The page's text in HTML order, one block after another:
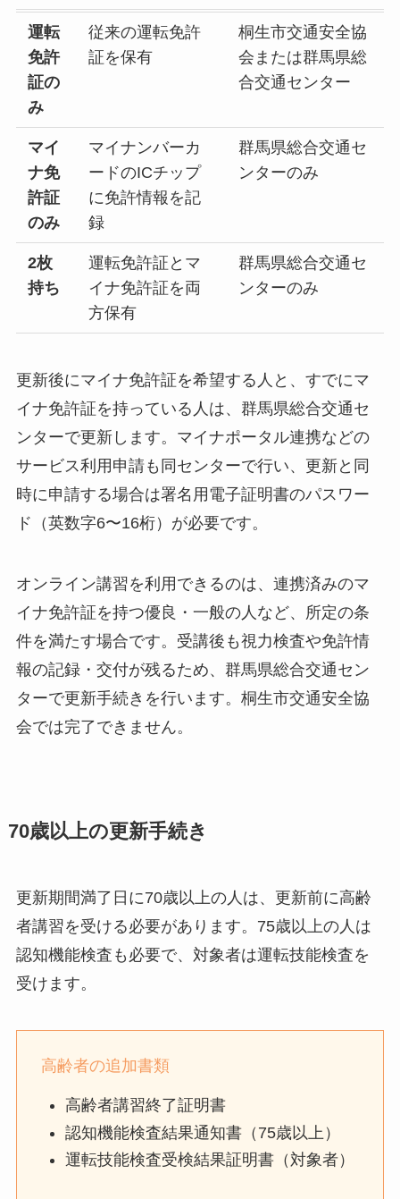
運転
免許
証の
み
従来の運転免許
証を保有
桐生市交通安全協
会または群馬県総
合交通センター
マイ
ナ免
許証
のみ
マイナンバーカ
ードのICチップ
に免許情報を記
録
群馬県総合交通セ
ンターのみ
2枚
持ち
運転免許証とマ
イナ免許証を両
方保有
群馬県総合交通セ
ンターのみ
更新後にマイナ免許証を希望する人と、すでにマ
イナ免許証を持っている人は、群馬県総合交通セ
ンターで更新します。マイナポータル連携などの
サービス利用申請も同センターで行い、更新と同
時に申請する場合は署名用電子証明書のパスワー
ド（英数字6〜16桁）が必要です。
オンライン講習を利用できるのは、連携済みのマ
イナ免許証を持つ優良・一般の人など、所定の条
件を満たす場合です。受講後も視力検査や免許情
報の記録・交付が残るため、群馬県総合交通セン
ターで更新手続きを行います。桐生市交通安全協
会では完了できません。
70歳以上の更新手続き
更新期間満了日に70歳以上の人は、更新前に高齢
者講習を受ける必要があります。75歳以上の人は
認知機能検査も必要で、対象者は運転技能検査を
受けます。
高齢者の追加書類
高齢者講習終了証明書
認知機能検査結果通知書（75歳以上）
運転技能検査受検結果証明書（対象者）